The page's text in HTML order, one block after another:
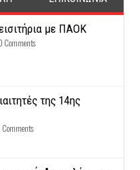
με ΠΑΟΚ
Comments
της 14ης